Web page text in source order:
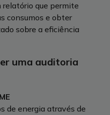
que permite
consumos e obter
sobre a eficiência
uma auditoria
de energia através de